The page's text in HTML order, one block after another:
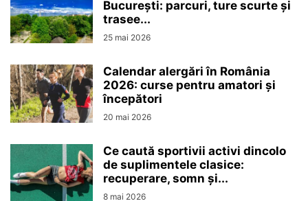
București: parcuri, ture scurte și
trasee...
25 mai 2026
Calendar alergări în România
2026: curse pentru amatori și
începători
20 mai 2026
Ce caută sportivii activi dincolo
de suplimentele clasice:
recuperare, somn și...
8 mai 2026